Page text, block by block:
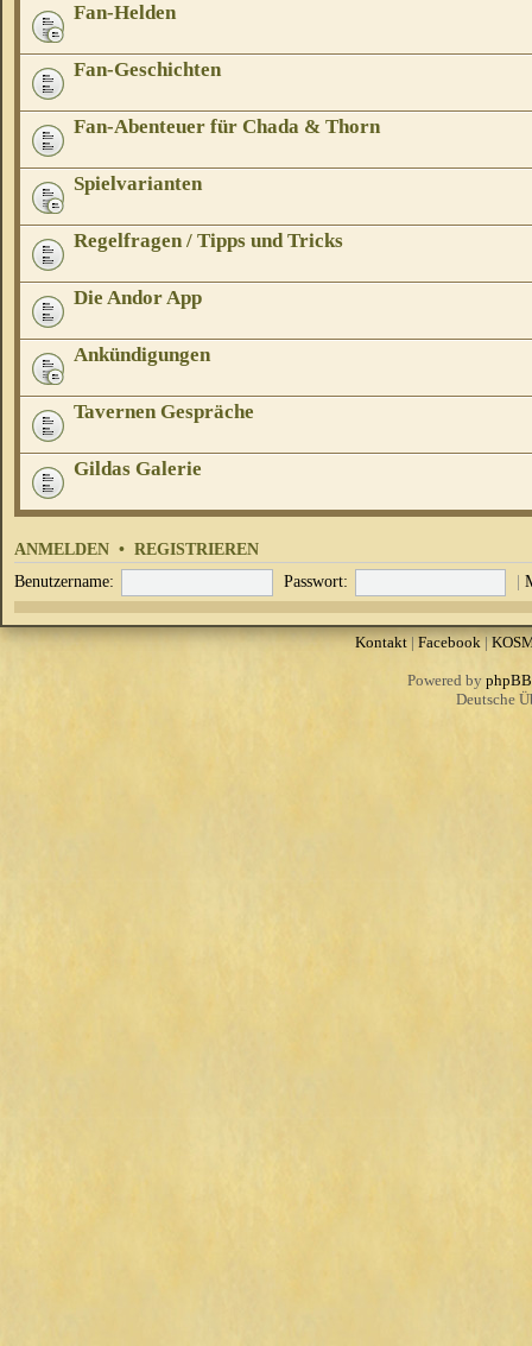
Fan-Helden
Fan-Geschichten
Fan-Abenteuer für Chada & Thorn
Spielvarianten
Regelfragen / Tipps und Tricks
Die Andor App
Ankündigungen
Tavernen Gespräche
Gildas Galerie
ANMELDEN • REGISTRIEREN
Benutzername: Passwort: |
Kontakt| Facebook|
Powered by phpBB
Deutsche